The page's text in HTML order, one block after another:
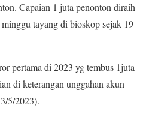
Capaian 1 juta penonton diraih
tayang di bioskop sejak 19
pertama di 2023 yg tembus 1juta
di keterangan unggahan akun
5/2023).